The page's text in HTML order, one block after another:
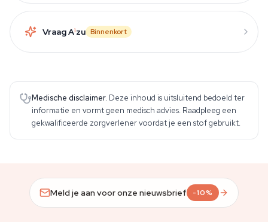
Vraag Aizu Binnenkort
Medische disclaimer. Deze inhoud is uitsluitend bedoeld ter
informatie en vormt geen medisch advies. Raadpleeg een
gekwalificeerde zorgverlener voordat je een stof gebruikt.
Meld je aan voor onze nieuwsbrief -10%